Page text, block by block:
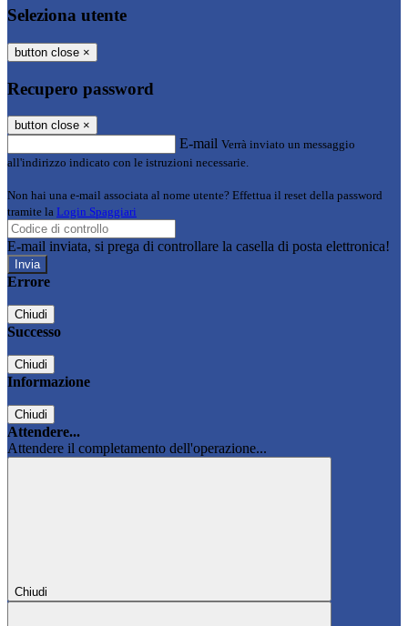
Seleziona utente
button close ×
Recupero password
button close ×
E-mail Verrà inviato un messaggio
all'indirizzo indicato con le istruzioni necessarie.
Non hai una e-mail associata al nome utente? Effettua il reset della password
tramite la Login Spaggiari
E-mail inviata, si prega di controllare la casella di posta elettronica!
Errore
Chiudi
Successo
Chiudi
Informazione
Chiudi
Attendere...
Attendere il completamento dell'operazione...
Chiudi